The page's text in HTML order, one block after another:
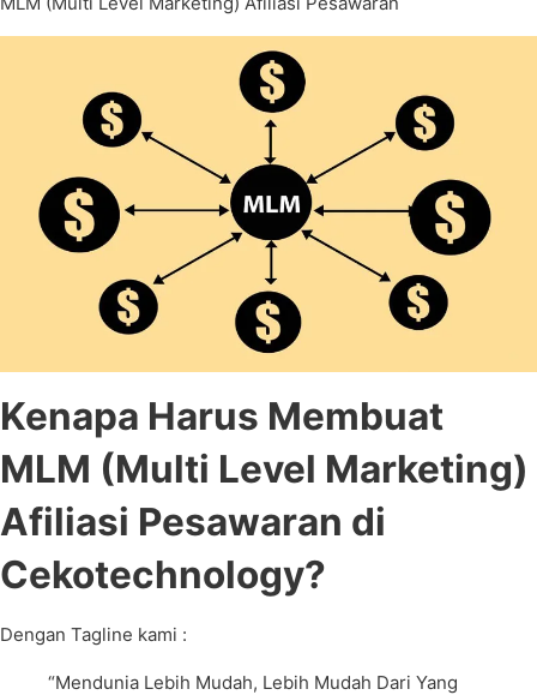
Kenapa Harus Membuat
MLM (Multi Level Marketing)
Afiliasi Pesawaran di
Cekotechnology?
Dengan Tagline kami :
“Mendunia Lebih Mudah, Lebih Mudah Dari Yang